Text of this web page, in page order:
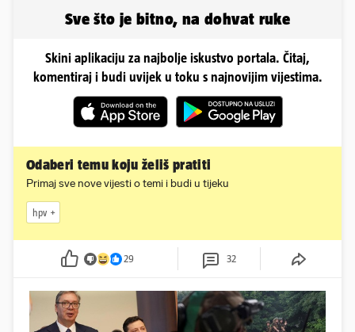
Sve što je bitno, na dohvat ruke
Skini aplikaciju za najbolje iskustvo portala. Čitaj,
komentiraj i budi uvijek u toku s najnovijim vijestima.
Odaberi temu koju želiš pratiti
Primaj sve nove vijesti o temi i budi u tijeku
hpv
29 32